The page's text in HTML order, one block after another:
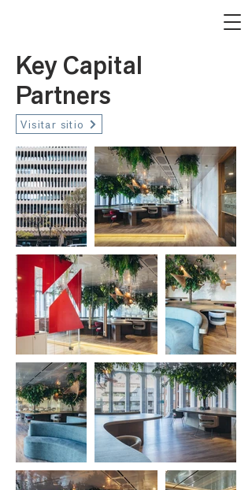
Key Capital
Partners
Visitar sitio